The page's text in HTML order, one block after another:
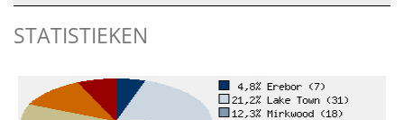
STATISTIEKEN